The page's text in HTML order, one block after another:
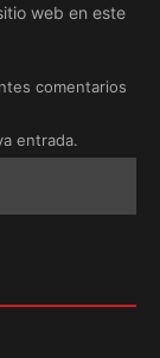
web en este
comentarios
entrada.